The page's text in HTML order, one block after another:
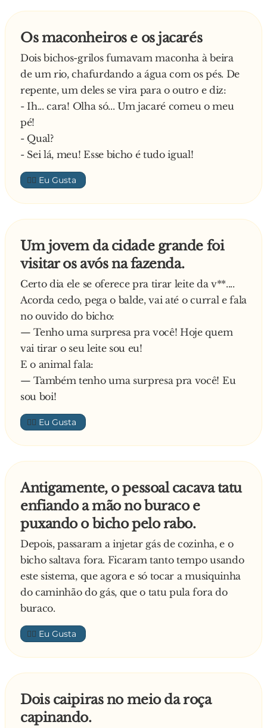
Os maconheiros e os jacarés
Dois bichos-grilos fumavam maconha à beira
de um rio, chafurdando a água com os pés. De
repente, um deles se vira para o outro e diz:
- Ih... cara! Olha só... Um jacaré comeu o meu
pé!
- Qual?
- Sei lá, meu! Esse bicho é tudo igual!
👍🏼
Um jovem da cidade grande foi
visitar os avós na fazenda.
Certo dia ele se oferece pra tirar leite da v**....
Acorda cedo, pega o balde, vai até o curral e fala
no ouvido do bicho:
— Tenho uma surpresa pra você! Hoje quem
vai tirar o seu leite sou eu!
E o animal fala:
— Também tenho uma surpresa pra você! Eu
sou boi!
👍🏼
Antigamente, o pessoal cacava tatu
enfiando a mão no buraco e
puxando o bicho pelo rabo.
Depois, passaram a injetar gás de cozinha, e o
bicho saltava fora. Ficaram tanto tempo usando
este sistema, que agora e só tocar a musiquinha
do caminhão do gás, que o tatu pula fora do
buraco.
👍🏼
Dois caipiras no meio da roça
capinando.